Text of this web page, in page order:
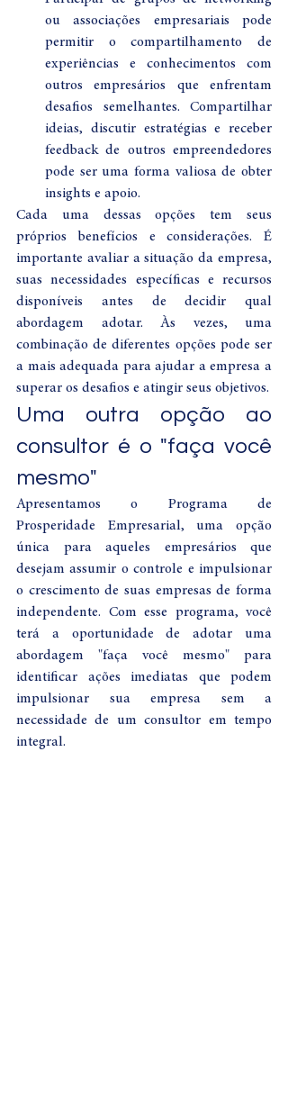
ou associações empresariais pode
permitir o compartilhamento de
experiências e conhecimentos com
outros empresários que enfrentam
desafios semelhantes. Compartilhar
ideias, discutir estratégias e receber
feedback de outros empreendedores
pode ser uma forma valiosa de obter
insights e apoio.
Cada uma dessas opções tem seus
próprios benefícios e considerações. É
importante avaliar a situação da empresa,
suas necessidades específicas e recursos
disponíveis antes de decidir qual
abordagem adotar. Às vezes, uma
combinação de diferentes opções pode ser
a mais adequada para ajudar a empresa a
superar os desafios e atingir seus objetivos.
Uma outra opção ao
consultor é o "faça você
mesmo"
Apresentamos o Programa de
Prosperidade Empresarial, uma opção
única para aqueles empresários que
desejam assumir o controle e impulsionar
o crescimento de suas empresas de forma
independente. Com esse programa, você
terá a oportunidade de adotar uma
abordagem "faça você mesmo" para
identificar ações imediatas que podem
impulsionar sua empresa sem a
necessidade de um consultor em tempo
integral.